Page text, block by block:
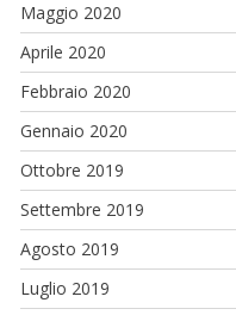
Maggio 2020
Aprile 2020
Febbraio 2020
Gennaio 2020
Ottobre 2019
Settembre 2019
Agosto 2019
Luglio 2019